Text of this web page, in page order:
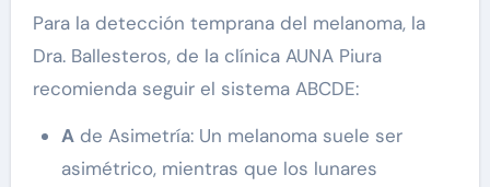
Para la detección temprana del melanoma, la
Dra. Ballesteros, de la clínica AUNA Piura
recomienda seguir el sistema ABCDE:
Ade Asimetría: Un melanoma suele ser
asimétrico, mientras que los lunares